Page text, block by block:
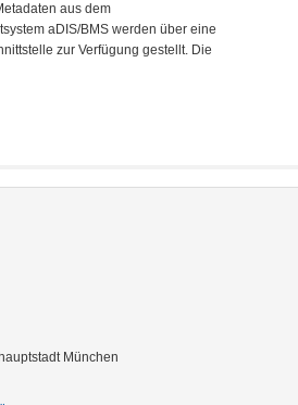
aus dem
aDIS/BMS werden über eine
zur Verfügung gestellt. Die
München